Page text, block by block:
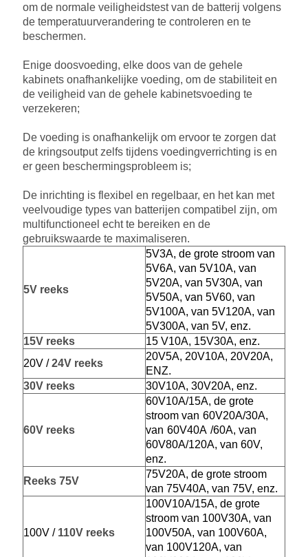
om de normale veiligheidstest van de batterij volgens
de temperatuurverandering te controleren en te
beschermen.
Enige doosvoeding, elke doos van de gehele
kabinets onafhankelijke voeding, om de stabiliteit en
de veiligheid van de gehele kabinetsvoeding te
verzekeren;
De voeding is onafhankelijk om ervoor te zorgen dat
de kringsoutput zelfs tijdens voedingverrichting is en
er geen beschermingsprobleem is;
De inrichting is flexibel en regelbaar, en het kan met
veelvoudige types van batterijen compatibel zijn, om
multifunctioneel echt te bereiken en de
gebruikswaarde te maximaliseren.
5V reeks
5V3A, de grote stroom van
5V6A, van 5V10A, van
5V20A, van 5V30A, van
5V50A, van 5V60, van
5V100A, van 5V120A, van
5V300A, van 5V, enz.
15V reeks
15 V10A, 15V30A, enz.
20V /24V reeks
20V5A, 20V10A, 20V20A,
ENZ.
30V reeks
30V10A, 30V20A, enz.
60V reeks
60V10A/15A, de grote
stroomvan 60V20A/30A,
van 60V40A /60A, van
60V80A/120A, van 60V,
enz.
Reeks 75V
75V20A, de grote stroom
van 75V40A, van 75V, enz.
100V / 110V reeks
100V10A/15A, de grote
stroom van 100V30A, van
100V50A, van 100V60A,
van 100V120A, van